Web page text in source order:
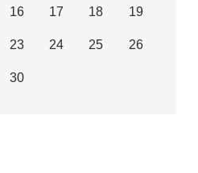
16 17 18 19
23 24 25 26
30